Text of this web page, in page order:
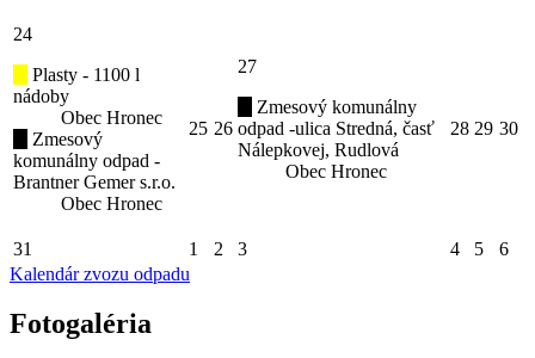
24
Plasty - 1100 l
nádoby
Obec Hronec
Zmesový
komunálny odpad -
Brantner Gemer s.r.o.
Obec Hronec
25 26
27
Zmesový komunálny
odpad -ulica Stredná, časť
Nálepkovej, Rudlová
Obec Hronec
28 29 30
31 1 2 3 4 5
6
Kalendár zvozu odpadu
Fotogaléria